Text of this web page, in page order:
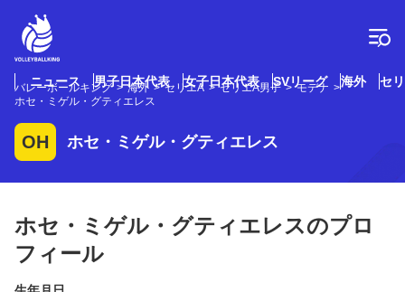
ニュース 男子日本代表 女子日本代表 SVリーグ 海外 セ
バレーボールキング 海外 セリエA セリエA男子
モデナ
ホセ・ミゲル・グティエレス
OH ホセ・ミゲル・グティエレス
ホセ・ミゲル・グティエレスのプロ
フィール